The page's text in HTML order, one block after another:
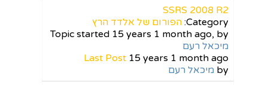
SSRS 2008 R2
Category: הפורום של אלדד הרץ
Topic started 15 years 1 month ago, by
מיכאל רעם
Last Post 15 years 1 month ago
by מיכאל רעם